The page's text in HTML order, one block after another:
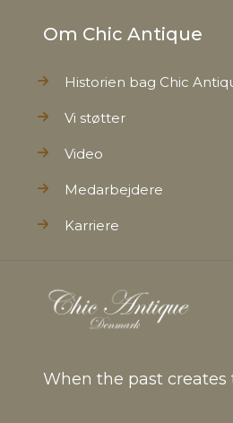
Om Chic Antique
Historien bag Chic
Vi støtter
Video
Medarbejdere
Karriere
When the past creates